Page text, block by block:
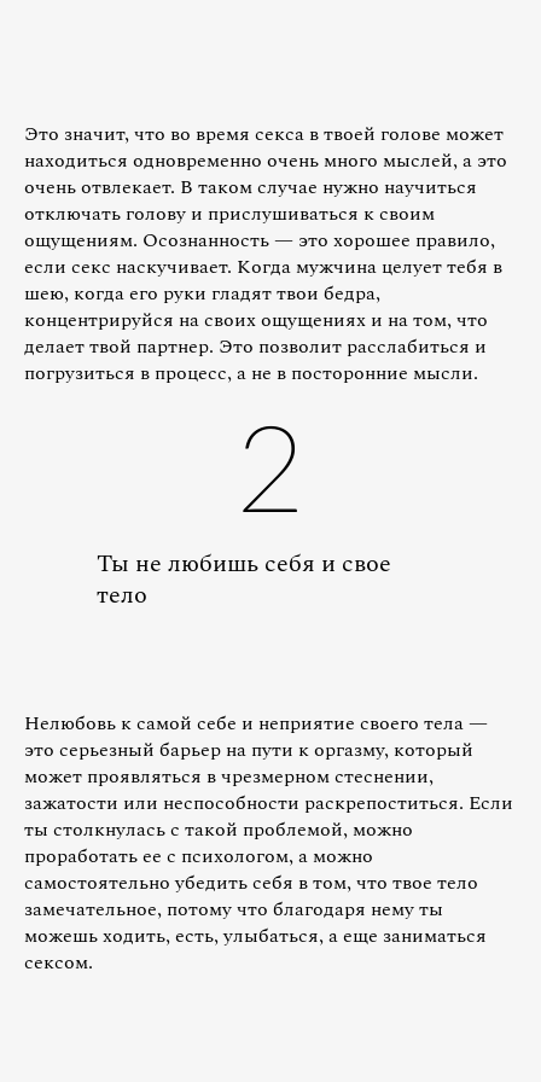
Это значит, что во время секса в твоей голове может
находиться одновременно очень много мыслей, а это
очень отвлекает. В таком случае нужно научиться
отключать голову и прислушиваться к своим
ощущениям. Осознанность — это хорошее правило,
если секс наскучивает. Когда мужчина целует тебя в
шею, когда его руки гладят твои бедра,
концентрируйся на своих ощущениях и на том, что
делает твой партнер. Это позволит расслабиться и
погрузиться в процесс, а не в посторонние мысли.
2
Ты не любишь себя и свое
тело
Нелюбовь к самой себе и неприятие своего тела —
это серьезный барьер на пути к оргазму, который
может проявляться в чрезмерном стеснении,
зажатости или неспособности раскрепоститься. Если
ты столкнулась с такой проблемой, можно
проработать ее с психологом, а можно
самостоятельно убедить себя в том, что твое тело
замечательное, потому что благодаря нему ты
можешь ходить, есть, улыбаться, а еще заниматься
сексом.